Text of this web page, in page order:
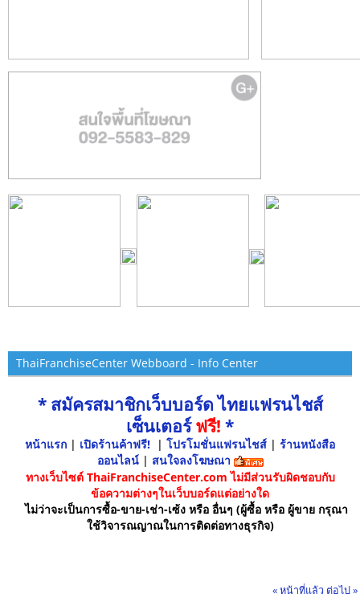
ThaiFranchiseCenter Webboard - Info Center
* สมัครสมาชิกเว็บบอร์ด ไทยแฟรนไชส์
เซ็นเตอร์ฟรี! *
หน้าแรก | เปิดร้านค้าฟรี! | โปรโมชั่นแฟรนไชส์ | ร้านหนังสือ
ออนไลน์ | สนใจลงโฆษณา
ทางเว็บไซต์ ThaiFranchiseCenter.com ไม่มีส่วนรับผิดชอบกับ
ข้อความต่างๆในเว็บบอร์ดแต่อย่างใด
ไม่ว่าจะเป็นการซื้อ-ขาย-เช่า-เซ้ง หรือ อื่นๆ (ผู้ซื้อ หรือ ผู้ขาย กรุณา
ใช้วิจารณญาณในการติดต่อทางธุรกิจ)
« หน้าที่แล้ว ต่อไป »